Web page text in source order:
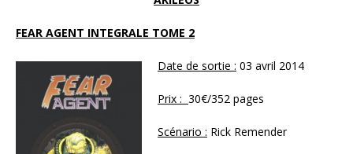
FEAR AGENT INTEGRALE TOME 2
Date de sortie : 03 avril 2014
Prix : 30€/352 pages
Scénario : Rick Remender